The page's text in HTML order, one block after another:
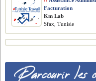
Facturation
Km Lab
Sfax, Tunisie